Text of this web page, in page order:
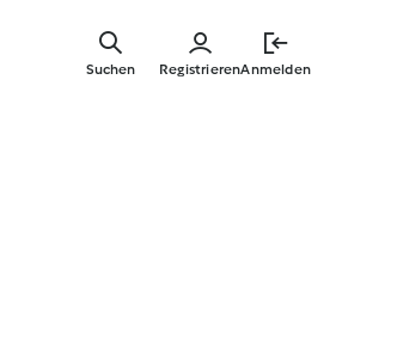
springen
RegistrierenAnmelden
Suchen